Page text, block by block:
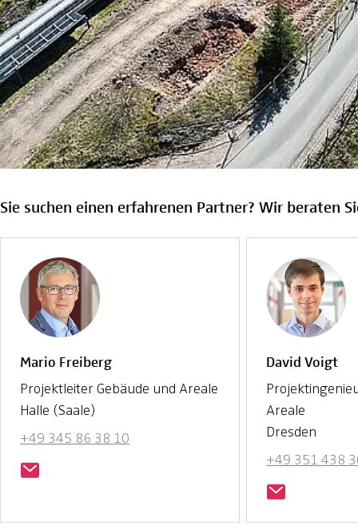
Sie suchen einen erfahrenen Partner? Wir beraten
Mario Freiberg
Projektleiter Gebäude und Areale
Halle (Saale)
+49 345 86 38 10
David Voigt
Areale
Dresden
+49 351 438